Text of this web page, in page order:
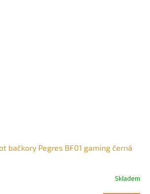
bačkory Pegres BF01 gaming černá
Skladem